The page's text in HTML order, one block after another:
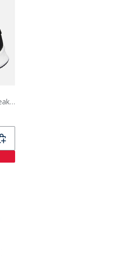
SKECHERS Gå Løb Konsekvente Sneakers Sort